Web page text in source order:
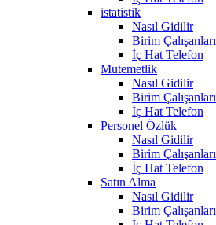
istatistik
Nasıl Gidilir
Birim Çalışanları
İç Hat Telefon
Mutemetlik
Nasıl Gidilir
Birim Çalışanları
İç Hat Telefon
Personel Özlük
Nasıl Gidilir
Birim Çalışanları
İç Hat Telefon
Satın Alma
Nasıl Gidilir
Birim Çalışanları